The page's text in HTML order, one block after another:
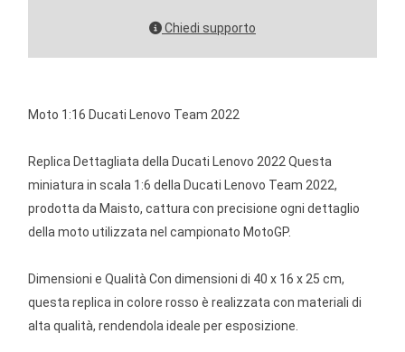
Chiedi supporto
Moto 1:16 Ducati Lenovo Team 2022
Replica Dettagliata della Ducati Lenovo 2022 Questa
miniatura in scala 1:6 della Ducati Lenovo Team 2022,
prodotta da Maisto, cattura con precisione ogni dettaglio
della moto utilizzata nel campionato MotoGP.
Dimensioni e Qualità Con dimensioni di 40 x 16 x 25 cm,
questa replica in colore rosso è realizzata con materiali di
alta qualità, rendendola ideale per esposizione.